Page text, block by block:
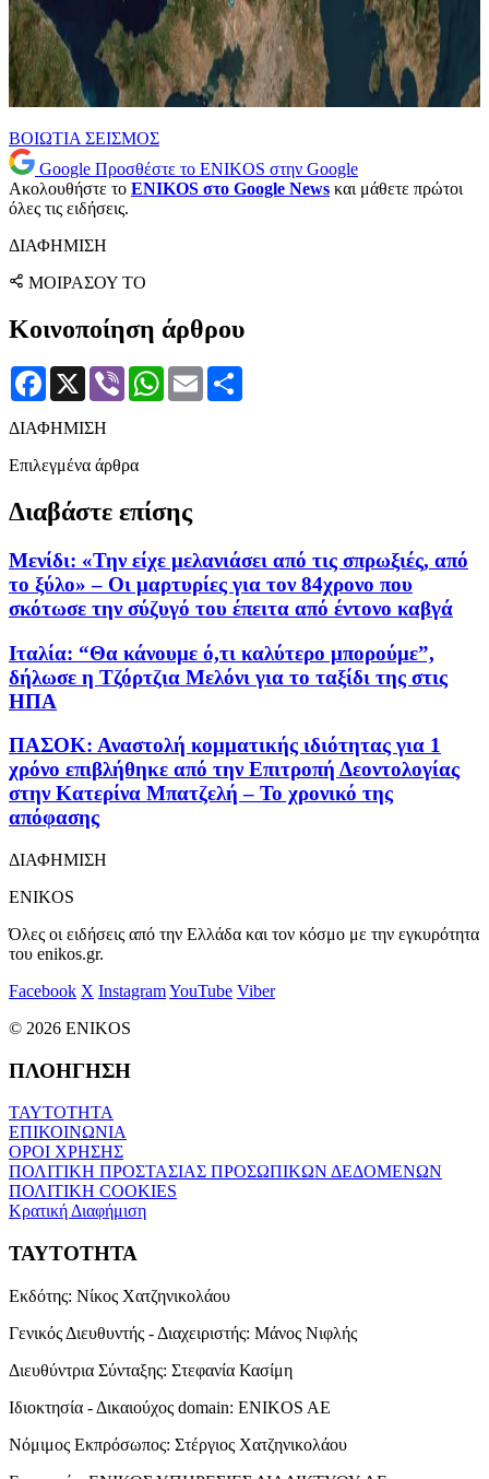
ΒΟΙΩΤΙΑ ΣΕΙΣΜΟΣ
Google Προσθέστε το ENIKOS στην Google
Ακολουθήστε το ENIKOS στο Google News και μάθετε πρώτοι
όλες τις ειδήσεις.
ΔΙΑΦΗΜΙΣΗ
ΜΟΙΡΑΣΟΥ ΤΟ
Κοινοποίηση άρθρου
Facebook
X Viber WhatsApp
Email
ΔΙΑΦΗΜΙΣΗ
Επιλεγμένα άρθρα
Διαβάστε επίσης
Μενίδι: «Την είχε μελανιάσει από τις σπρωξιές, από
το ξύλο» – Οι μαρτυρίες για τον 84χρονο που
σκότωσε την σύζυγό του έπειτα από έντονο καβγά
Ιταλία: “Θα κάνουμε ό,τι καλύτερο μπορούμε”,
δήλωσε η Τζόρτζια Μελόνι για το ταξίδι της στις
ΗΠΑ
ΠΑΣΟΚ: Αναστολή κομματικής ιδιότητας για 1
χρόνο επιβλήθηκε από την Επιτροπή Δεοντολογίας
στην Κατερίνα Μπατζελή – Το χρονικό της
απόφασης
ΔΙΑΦΗΜΙΣΗ
ENIKOS
Όλες οι ειδήσεις από την Ελλάδα και τον κόσμο με την εγκυρότητα
του enikos.gr.
Facebook X InstagramYouTube Viber
© 2026 ENIKOS
ΠΛΟΗΓΗΣΗ
ΤΑΥΤΟΤΗΤΑ
ΕΠΙΚΟΙΝΩΝΙΑ
ΟΡΟΙ ΧΡΗΣΗΣ
ΠΟΛΙΤΙΚΗ ΠΡΟΣΤΑΣΙΑΣ ΠΡΟΣΩΠΙΚΩΝ ΔΕΔΟΜΕΝΩΝ
ΠΟΛΙΤΙΚΗ COOKIES
Κρατική Διαφήμιση
ΤΑΥΤΟΤΗΤΑ
Εκδότης: Νίκος Χατζηνικολάου
Γενικός Διευθυντής - Διαχειριστής: Μάνος Νιφλής
Διευθύντρια Σύνταξης: Στεφανία Κασίμη
Ιδιοκτησία - Δικαιούχος domain: ENIKOS AE
Νόμιμος Εκπρόσωπος: Στέργιος Χατζηνικολάου